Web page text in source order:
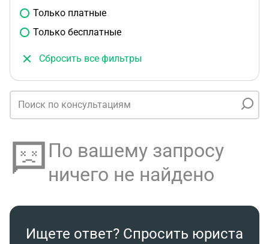
Только платные
Только бесплатные
Сбросить все фильтры
По вашему запросу
ничего не найдено
Ищете ответ? Спросить юриста